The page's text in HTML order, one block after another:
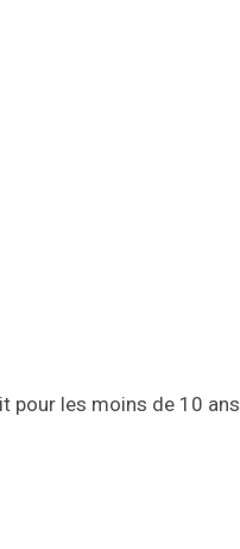
pour les moins de 10 ans